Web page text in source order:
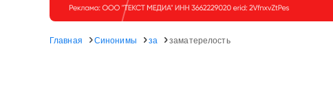
Главная Синонимы за заматерелость